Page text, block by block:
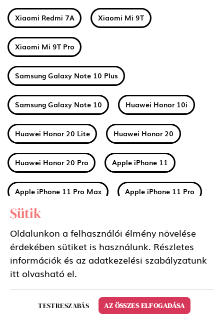
Xiaomi Redmi 7A Xiaomi Mi 9T
Xiaomi Mi 9T Pro
Samsung Galaxy Note 10 Plus
Samsung Galaxy Note 10 Huawei Honor 10i
Huawei Honor 20 Lite Huawei Honor 20
Huawei Honor 20 Pro Apple iPhone 11
Apple iPhone 11 Pro Max Apple iPhone 11 Pro
Huawei Mate 30
Nokia 2 2019 (2.2) Nokia 3 2019 (3.2)
Nokia 4 2019 (4.2)
Samsung Galaxy Tab S6 10.5 LTE
Sütik
Oldalunkon a felhasználói élmény növelése
érdekében sütiket is használunk. Részletes
információk és az adatkezelési szabályzatunk
itt olvasható el.
TESTRESZABÁS AZ ÖSSZES ELFOGADÁSA